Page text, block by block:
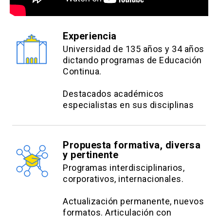
Experiencia
Universidad de 135 años y 34 años
dictando programas de Educación
Continua.
Destacados académicos
especialistas en sus disciplinas
Propuesta formativa, diversa
y pertinente
Programas interdisciplinarios,
corporativos, internacionales.
Actualización permanente, nuevos
formatos. Articulación con